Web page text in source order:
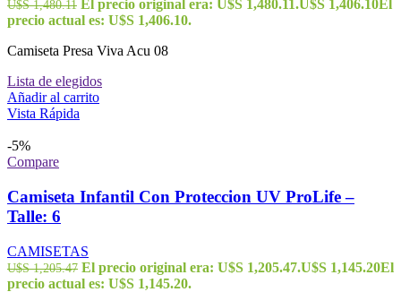
U$S1,480.11 El precio original era: U$S 1,480.11.U$S 1,406.10 El
precio actual es: U$S 1,406.10.
Camiseta Presa Viva Acu 08
Lista de elegidos
Añadir al carrito
Vista Rápida
-5%
Compare
Camiseta Infantil Con Proteccion UV ProLife –
Talle: 6
CAMISETAS
U$S1,205.47 El precio original era: U$S 1,205.47.U$S 1,145.20El
precio actual es: U$S 1,145.20.